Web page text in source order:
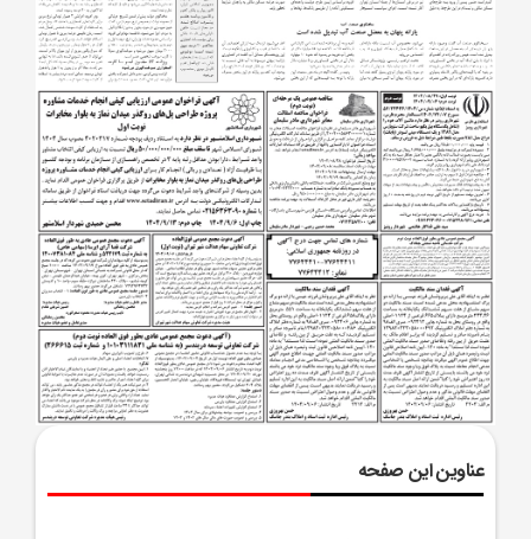
عناوین این صفحه